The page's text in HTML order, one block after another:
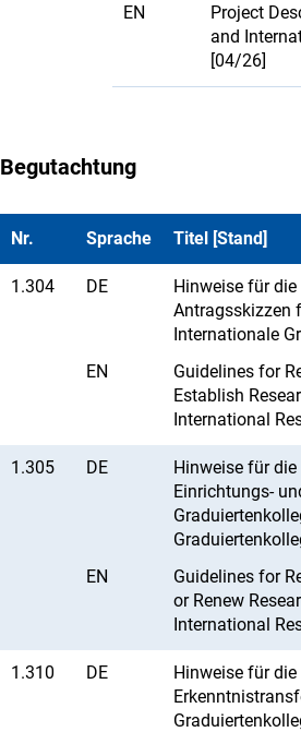
EN
Project
and
[04/26]
Begutachtung
Nr. Sprache Titel [Stand]
1.304 DE
Hinweise für
Antragsskizzen
Internationale
EN
Guidelines for
Establish
International
1.305 DE
Hinweise für
Einrichtungs-
EN
Guidelines for
or Renew
International
1.310 DE
Hinweise für